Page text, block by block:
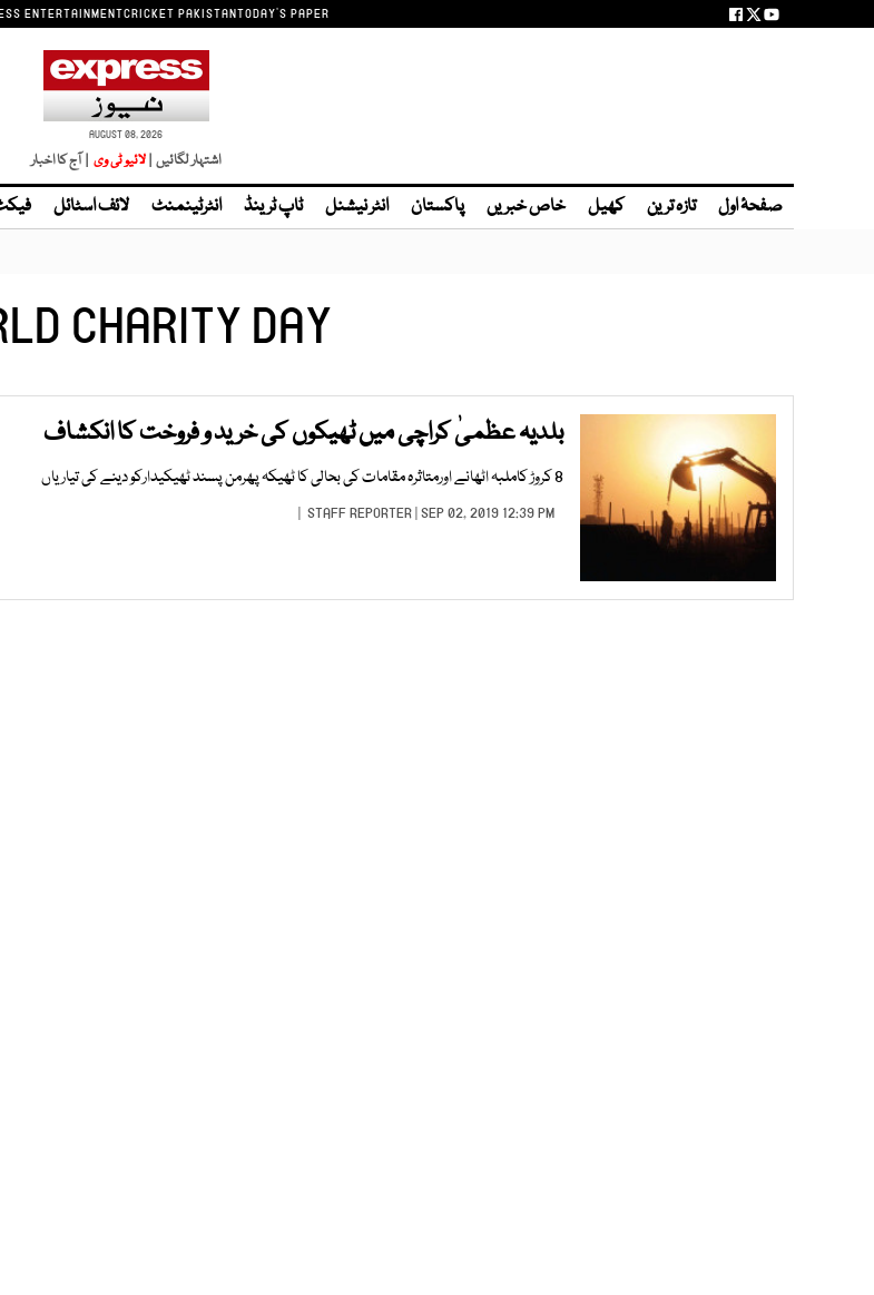
ENTERTAINMENTCRICKET PAKISTANTODAY'S PAPER
AUGUST 08, 2026
اشتہار لگائیں | | آج کا اخبار
صفحۂ اول تازہ ترین کھیل خاص خبریں پاکستان انٹر نیشنل ٹاپ ٹرینڈ انٹرٹینمنٹ لائف اسٹائل
CHARITY DAY
بلدیہ عظمیٰ کراچی میں ٹھیکوں کی خرید و فروخت کا انکشاف
8 کروڑ کاملبہ اٹھانے اورمتاثرہ مقامات کی بحالی کا ٹھیکہ پھرمن پسند ٹھیکیدارکو دینے کی تیاریاں
STAFF REPORTER| SEP 02, 2019 12:39 PM |